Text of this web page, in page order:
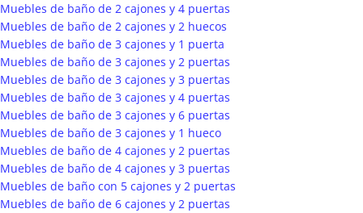
Muebles de baño de 2 cajones y 4 puertas
Muebles de baño de 2 cajones y 2 huecos
Muebles de baño de 3 cajones y 1 puerta
Muebles de baño de 3 cajones y 2 puertas
Muebles de baño de 3 cajones y 3 puertas
Muebles de baño de 3 cajones y 4 puertas
Muebles de baño de 3 cajones y 6 puertas
Muebles de baño de 3 cajones y 1 hueco
Muebles de baño de 4 cajones y 2 puertas
Muebles de baño de 4 cajones y 3 puertas
Muebles de baño con 5 cajones y 2 puertas
Muebles de baño de 6 cajones y 2 puertas